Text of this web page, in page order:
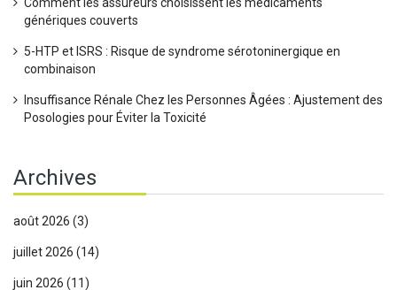
Comment les assureurs choisissent les médicaments
génériques couverts
5-HTP et ISRS : Risque de syndrome sérotoninergique en
combinaison
Insuffisance Rénale Chez les Personnes Âgées : Ajustement des
Posologies pour Éviter la Toxicité
Archives
août 2026 (3)
juillet 2026 (14)
juin 2026 (11)